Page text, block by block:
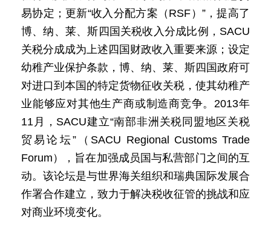
易协定；更新“收入分配方案（RSF）”，提高了
博、纳、莱、斯四国关税收入分成比例，SACU
关税分成成为上述四国财政收入重要来源；设定
幼稚产业保护条款，博、纳、莱、斯四国政府可
对进口到本国的特定货物征收关税，使其幼稚产
业能够应对其他生产商或制造商竞争。2013年
11月，SACU建立“南部非洲关税同盟地区关税
贸易论坛”（SACU Regional Customs Trade
Forum），旨在加强成员国与私营部门之间的互
动。该论坛是与世界海关组织和瑞典国际发展合
作署合作建立，致力于解决税收征管的挑战和应
对商业环境变化。